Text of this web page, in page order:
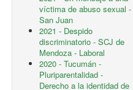
víctima de abuso sexual -
San Juan
2021 - Despido
discriminatorio - SCJ de
Mendoza - Laboral
2020 - Tucumán -
Pluriparentalidad -
Derecho a la identidad de